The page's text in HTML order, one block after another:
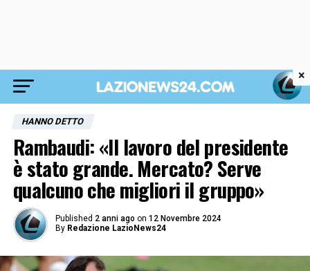
HANNO DETTO
Rambaudi: «Il lavoro del presidente
è stato grande. Mercato? Serve
qualcuno che migliori il gruppo»
Published 2 anni ago on 12 Novembre 2024
By Redazione LazioNews24
×